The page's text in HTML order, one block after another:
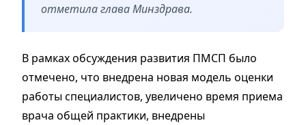
отметила глава Минздрава.
В рамках обсуждения развития ПМСП было
отмечено, что внедрена новая модель оценки
работы специалистов, увеличено время приема
врача общей практики, внедрены